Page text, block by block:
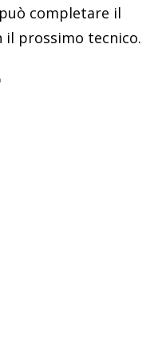
completare il
prossimo tecnico.